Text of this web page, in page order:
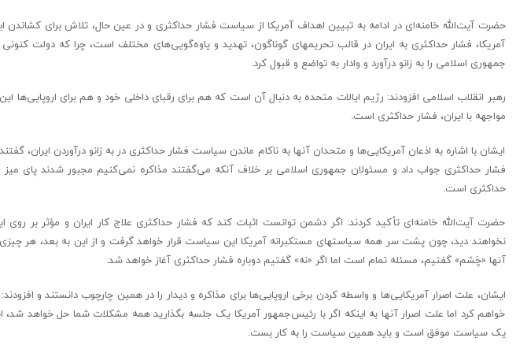
حضرت آیت‌الله خامنه‌ای در ادامه به تبیین اهداف آمریکا از سیاست فشار حداکثری و در عین حال، تلاش برای کشاندن
آمریکا، فشار حداکثری به ایران در قالب تحریمهای گوناگون، تهدید و یاوه‌گویی‌های مختلف است، چرا که دولت
جمهوری اسلامی را به زانو درآورد و وادار به تواضع و قبول کرد.
رهبر انقلاب اسلامی افزودند: رژیم ایالات متحده به دنبال آن است که هم برای رقبای داخلی خود و هم برای اروپایی‌ها
مواجهه با ایران، فشار حداکثری است.
ایشان با اشاره به اذعان آمریکایی‌ها و متحدان آنها به ناکام ماندن سیاست فشار حداکثری در به زانو درآوردن ایران،
فشار حداکثری جواب داد و مسئولان جمهوری اسلامی بر خلاف آنکه می‌گفتند مذاکره نمی‌کنیم مجبور شدند پای میز
حداکثری است.
حضرت آیت‌الله خامنه‌ای تأکید کردند: اگر دشمن توانست اثبات کند که فشار حداکثری علاج کار ایران و مؤثر بر
نخواهند دید، چون پشت سر همه سیاستهای مستکبرانه آمریکا این سیاست قرار خواهد گرفت و از این به بعد، هر چیزی
آنها «چَشم» گفتیم، مسئله تمام است اما اگر «نه» گفتیم دوباره فشار حداکثری آغاز خواهد شد.
ایشان، علت اصرار آمریکایی‌ها و واسطه کردن برخی اروپایی‌ها برای مذاکره و دیدار را در همین چارچوب دانستند و
خواهم کرد اما علت اصرار آنها به اینکه اگر با رئیس‌جمهور آمریکا یک جلسه بگذارید همه مشکلات شما حل خواهد شد،
یک سیاست موفق است و باید همین سیاست را به کار بست.